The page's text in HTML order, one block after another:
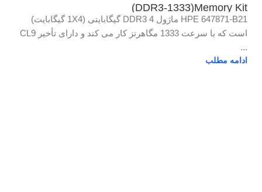
(DDR3-1333)Memory Kit
HPE 647871-B21 ماژول DDR3 4 گیگابایتی (1X4 گیگابایت)
است که با سرعت 1333 مگاهرتز کار می کند و دارای تأخیر CL9
...
ادامه مطلب